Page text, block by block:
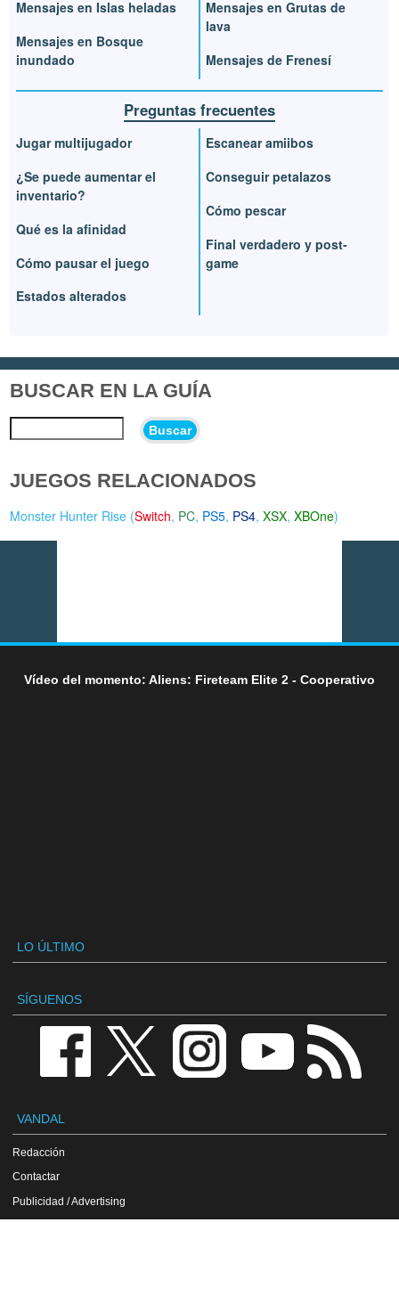
Mensajes en Islas heladas
Mensajes en Bosque
inundado
Mensajes en Grutas de
lava
Mensajes de Frenesí
Preguntas frecuentes
Jugar multijugador
¿Se puede aumentar el
inventario?
Qué es la afinidad
Cómo pausar el juego
Estados alterados
Escanear amiibos
Conseguir petalazos
Cómo pescar
Final verdadero y post-
game
BUSCAR EN LA GUÍA
Buscar
JUEGOS RELACIONADOS
Monster Hunter Rise (Switch, PC, PS5, PS4,XSX,XBOne)
Vídeo del momento: Aliens: Fireteam Elite 2 - Cooperativo
LO ÚLTIMO
SÍGUENOS
VANDAL
Redacción
Contactar
Publicidad / Advertising